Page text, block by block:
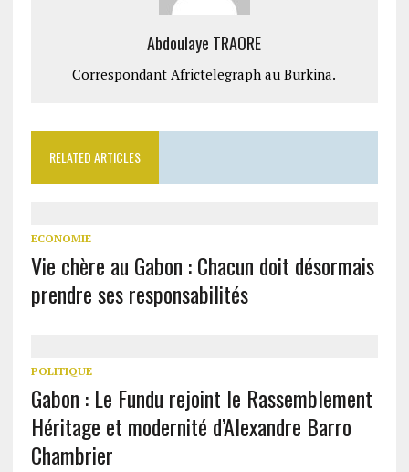
Abdoulaye TRAORE
Correspondant Africtelegraph au Burkina.
RELATED ARTICLES
ECONOMIE
Vie chère au Gabon : Chacun doit désormais
prendre ses responsabilités
POLITIQUE
Gabon : Le Fundu rejoint le Rassemblement
Héritage et modernité d’Alexandre Barro
Chambrier